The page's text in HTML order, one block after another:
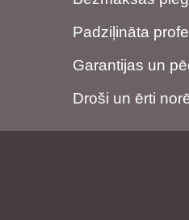
Padziļināta
Garantijas un
Droši un ērti